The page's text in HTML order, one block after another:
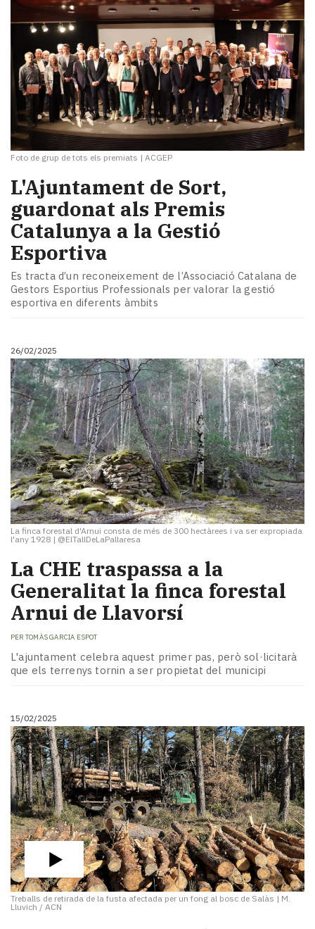
Foto de grup de tots els premiats | ACGEP
L'Ajuntament de Sort,
guardonat als Premis
Catalunya a la Gestió
Esportiva
Es tracta d’un reconeixement de l’Associació Catalana de
Gestors Esportius Professionals per valorar la gestió
esportiva en diferents àmbits
26/02/2025
La finca forestal d'Arnui consta de més de 300 hectàrees i va ser expropiada
l'any 1928 | @ElTallDeLaPallaresa
La CHE traspassa a la
Generalitat la finca forestal
Arnui de Llavorsí
PER TOMÀS GARCIA ESPOT
L'ajuntament celebra aquest primer pas, però sol·licitarà
que els terrenys tornin a ser propietat del municipi
15/02/2025
Treballs de retirada de la fusta afectada per un fong al bosc de Salàs | M.
Lluvich / ACN